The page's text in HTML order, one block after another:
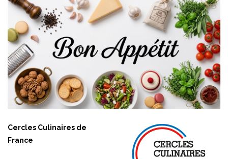
Cercles Culinaires de
France